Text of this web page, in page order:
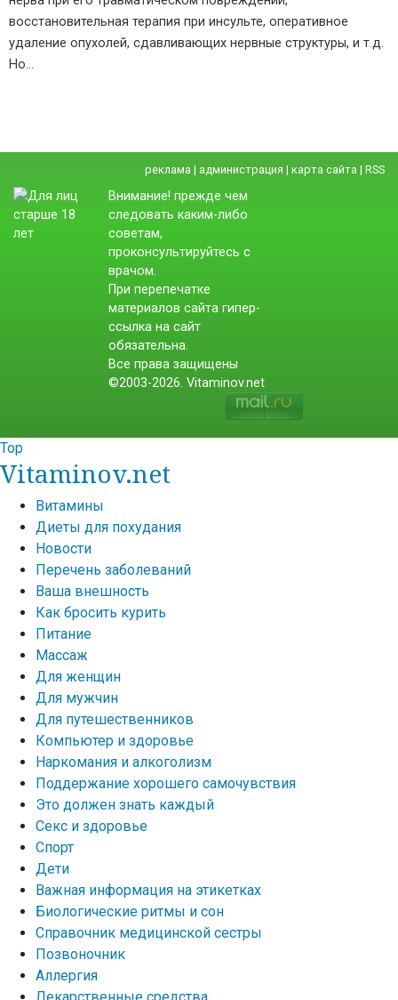
восстановительная терапия при инсульте, оперативное
удаление опухолей, сдавливающих нервные структуры, и т.д.
Но…
реклама | администрация | карта сайта | RSS
Внимание! прежде чем
следовать каким-либо
советам,
проконсультируйтесь с
врачом.
При перепечатке
материалов сайта гипер-
ссылка на сайт
обязательна.
Все права защищены
©2003-2026. Vitaminov.net
Top
Vitaminov.net
Витамины
Диеты для похудания
Новости
Перечень заболеваний
Ваша внешность
Как бросить курить
Питание
Массаж
Для женщин
Для мужчин
Для путешественников
Компьютер и здоровье
Наркомания и алкоголизм
Поддержание хорошего самочувствия
Это должен знать каждый
Секс и здоровье
Спорт
Дети
Важная информация на этикетках
Биологические ритмы и сон
Справочник медицинской сестры
Позвоночник
Аллергия